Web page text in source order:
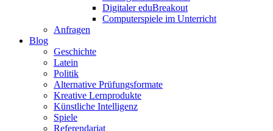
Digitaler eduBreakout
Computerspiele im Unterricht
Anfragen
Blog
Geschichte
Latein
Politik
Alternative Prüfungsformate
Kreative Lernprodukte
Künstliche Intelligenz
Spiele
Referendariat